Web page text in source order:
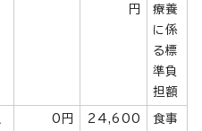
円
療養
に係
る標
準負
担額
0円
24,600
食事